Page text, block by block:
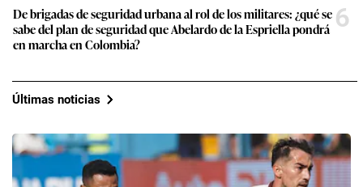
De brigadas de seguridad urbana al rol de los militares: ¿qué se
sabe del plan de seguridad que Abelardo de la Espriella pondrá
en marcha en Colombia?
6
Últimas noticias